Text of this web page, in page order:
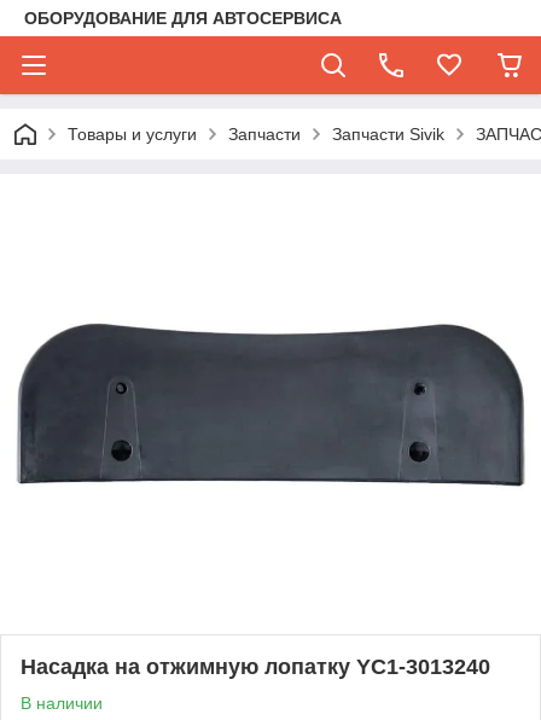
ОБОРУДОВАНИЕ ДЛЯ АВТОСЕРВИСА
Товары и услуги Запчасти Запчасти Sivik
Насадка на отжимную лопатку YC1-3013240
В наличии